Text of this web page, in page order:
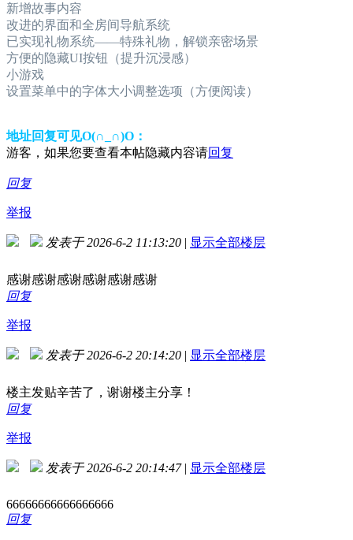
新增故事内容
改进的界面和全房间导航系统
已实现礼物系统——特殊礼物，解锁亲密场景
方便的隐藏UI按钮（提升沉浸感）
小游戏
设置菜单中的字体大小调整选项（方便阅读）
地址回复可见O(∩_∩)O：
游客，如果您要查看本帖隐藏内容请回复
回复
举报
发表于 2026-6-2 11:13:20 | 显示全部楼层
感谢感谢感谢感谢感谢感谢
回复
举报
发表于 2026-6-2 20:14:20 | 显示全部楼层
楼主发贴辛苦了，谢谢楼主分享！
回复
举报
发表于 2026-6-2 20:14:47 | 显示全部楼层
66666666666666666
回复